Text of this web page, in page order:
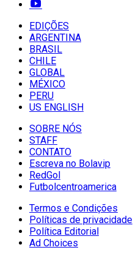
EDIÇÕES
ARGENTINA
BRASIL
CHILE
GLOBAL
MÉXICO
PERU
US ENGLISH
SOBRE NÓS
STAFF
CONTATO
Escreva no Bolavip
RedGol
Futbolcentroamerica
Termos e Condições
Políticas de privacidade
Política Editorial
Ad Choices